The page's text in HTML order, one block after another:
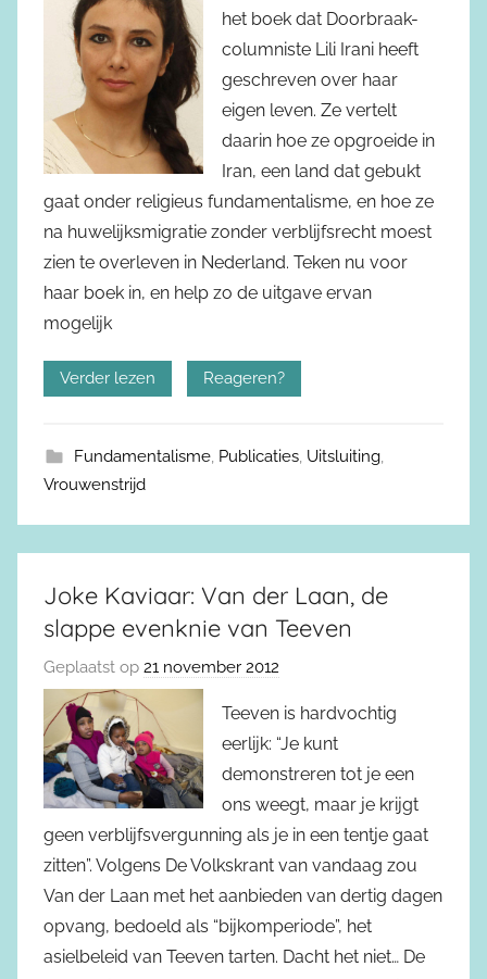
het boek dat Doorbraak-
columniste Lili Irani heeft
geschreven over haar
eigen leven. Ze vertelt
daarin hoe ze opgroeide in
Iran, een land dat gebukt
gaat onder religieus fundamentalisme, en hoe ze
na huwelijksmigratie zonder verblijfsrecht moest
zien te overleven in Nederland. Teken nu voor
haar boek in, en help zo de uitgave ervan
mogelijk
Verder lezen Reageren?
Fundamentalisme, Publicaties, Uitsluiting,
Vrouwenstrijd
Joke Kaviaar: Van der Laan, de
slappe evenknie van Teeven
Geplaatst op 21 november 2012
Teeven is hardvochtig
eerlijk: “Je kunt
demonstreren tot je een
ons weegt, maar je krijgt
geen verblijfsvergunning als je in een tentje gaat
zitten”. Volgens De Volkskrant van vandaag zou
Van der Laan met het aanbieden van dertig dagen
opvang, bedoeld als “bijkomperiode”, het
asielbeleid van Teeven tarten. Dacht het niet… De